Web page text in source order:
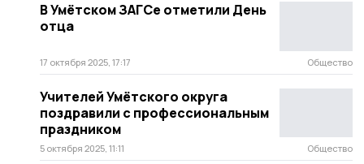
В Умётском ЗАГСе отметили День
отца
17 октября 2025, 17:17 Общество
Учителей Умётского округа
поздравили с профессиональным
праздником
5 октября 2025, 11:11 Общество